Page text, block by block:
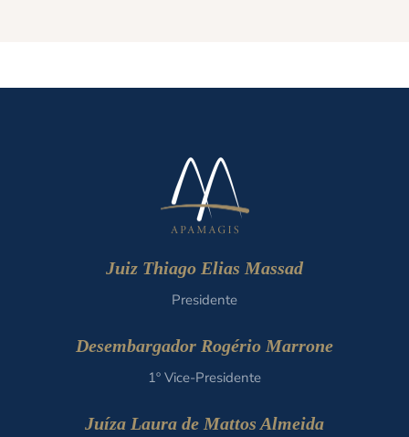
Juiz Thiago Elias Massad
Presidente
Desembargador Rogério Marrone
1º Vice-Presidente
Juíza Laura de Mattos Almeida